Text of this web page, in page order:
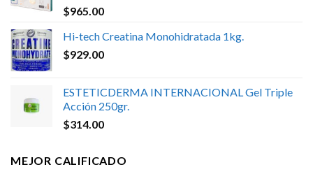
$965.00
Hi-tech Creatina Monohidratada 1kg.
$929.00
ESTETICDERMA INTERNACIONAL Gel Triple
Acción 250gr.
$314.00
MEJOR CALIFICADO